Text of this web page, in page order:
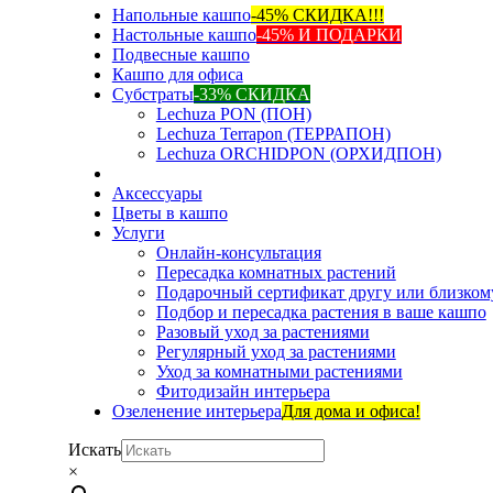
Напольные кашпо-45% СКИДКА!!!
Настольные кашпо-45% И ПОДАРКИ
Подвесные кашпо
Кашпо для офиса
Субстраты-33% СКИДКА
Lechuza PON (ПОН)
Lechuza Terrapon (ТЕРРАПОН)
Lechuza ORCHIDPON (ОРХИДПОН)
Аксессуары
Цветы в кашпо
Услуги
Онлайн-консультация
Пересадка комнатных растений
Подарочный сертификат другу или
Подбор и пересадка растения в ваше кашпо
Разовый уход за растениями
Регулярный уход за растениями
Уход за комнатными растениями
Фитодизайн интерьера
Озеленение интерьераДля дома и офиса!
Искать
×